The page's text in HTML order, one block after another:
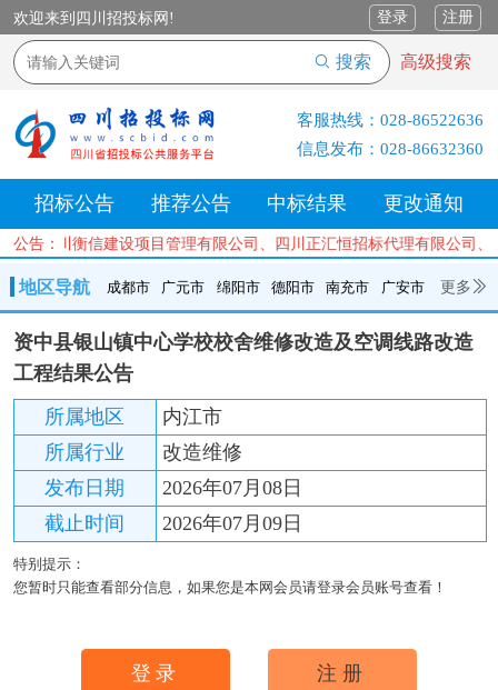
欢迎来到四川招投标网! 登录 注册
搜索 高级搜索
客服热线： 028-86522636
信息发布： 028-86632360
招标公告 推荐公告 中标结果 更改通知
公告：川衡信建设项目管理有限公司、四川正汇恒招标代理有限
地区导航 成都市 广元市 绵阳市 德阳市 南充市 广安市 更多
成都市 广元市 绵阳市 德阳市 南充市 广安市
遂宁市
内江市
乐山市
达州市
资阳市 眉山市 雅安市 阿坝州 甘孜州 凉山州
资中县银山镇中心学校校舍维修改造及空调线路改造
工程结果公告
所属地区
内江市
所属行业
改造维修
发布日期
2026年07月08日
截止时间
2026年07月09日
特别提示：
您暂时只能查看部分信息，如果您是本网会员请登录会员账号查看！
登录 注册